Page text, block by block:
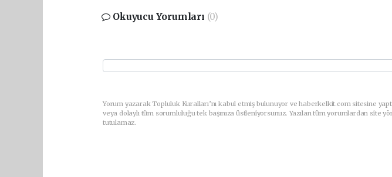
Okuyucu Yorumları (0)
Yorum yazarak Topluluk Kuralları’nı kabul etmiş bulunuyor ve haberkelkit.com sitesine
veya dolaylı tüm sorumluluğu tek başınıza üstleniyorsunuz. Yazılan tüm yorumlardan site
tutulamaz.